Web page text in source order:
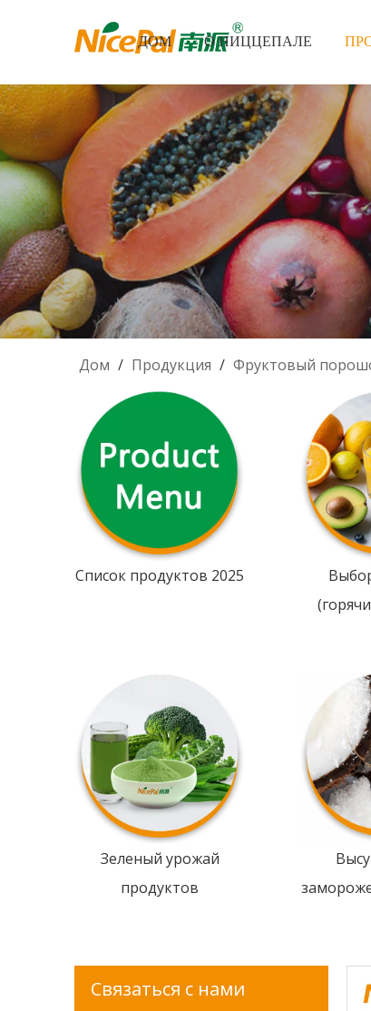
ДОМ О НИЦЦЕПАЛЕ
Дом / Продукция / Фруктовый
Список продуктов 2025
Зеленый урожай
продуктов
Связаться с нами